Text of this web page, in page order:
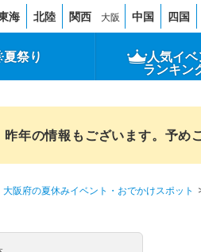
海 北陸 関西 大阪 中国 四国
夏祭り 人気イベ
ランキン
年の情報もございます。予め
大阪府の夏休みイベント・おでかけスポット